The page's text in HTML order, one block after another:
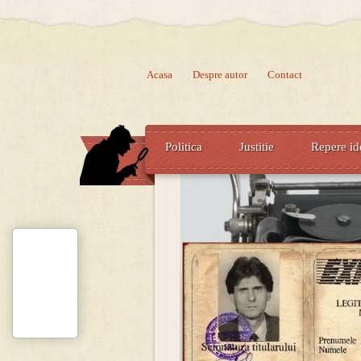
Acasa Despre autor Contact
Politica Justitie Repere